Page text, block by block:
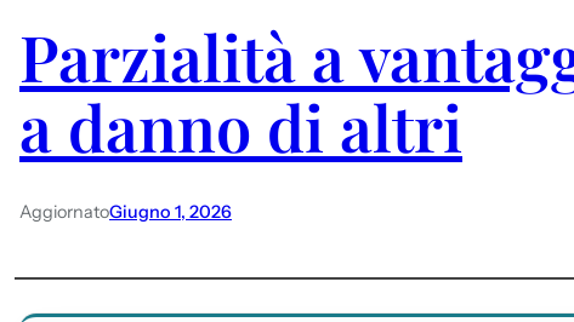
Parzialità a
a danno di altri
AggiornatoGiugno 1, 2026